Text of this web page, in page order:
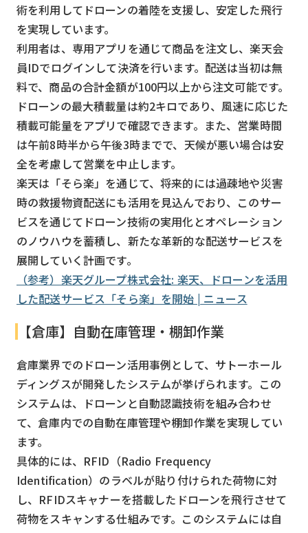
術を利用してドローンの着陸を支援し、安定した飛行
を実現しています。
利用者は、専用アプリを通じて商品を注文し、楽天会
員IDでログインして決済を行います。配送は当初は無
料で、商品の合計金額が100円以上から注文可能です。
ドローンの最大積載量は約2キロであり、風速に応じた
積載可能量をアプリで確認できます。また、営業時間
は午前8時半から午後3時までで、天候が悪い場合は安
全を考慮して営業を中止します。
楽天は「そら楽」を通じて、将来的には過疎地や災害
時の救援物資配送にも活用を見込んでおり、このサー
ビスを通じてドローン技術の実用化とオペレーション
のノウハウを蓄積し、新たな革新的な配送サービスを
展開していく計画です。
（参考）楽天グループ株式会社: 楽天、ドローンを活用
した配送サービス「そら楽」を開始 | ニュース
【倉庫】自動在庫管理・棚卸作業
倉庫業界でのドローン活用事例として、サトーホール
ディングスが開発したシステムが挙げられます。この
システムは、ドローンと自動認識技術を組み合わせ
て、倉庫内での自動在庫管理や棚卸作業を実現してい
ます。
具体的には、RFID（Radio Frequency
Identification）のラベルが貼り付けられた荷物に対
し、RFIDスキャナーを搭載したドローンを飛行させて
荷物をスキャンする仕組みです。このシステムには自